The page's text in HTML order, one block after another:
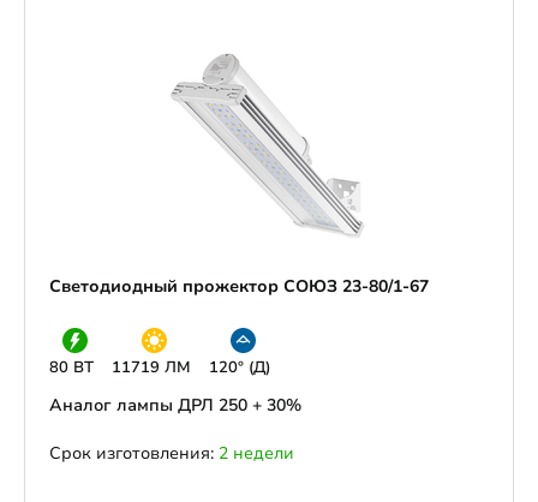
Светодиодный прожектор СОЮЗ 23-80/1-67
80 ВТ 11719 ЛМ 120° (Д)
Аналог лампы ДРЛ 250 + 30%
Срок изготовления: 2 недели